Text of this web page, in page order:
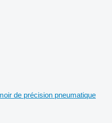
de précision pneumatique